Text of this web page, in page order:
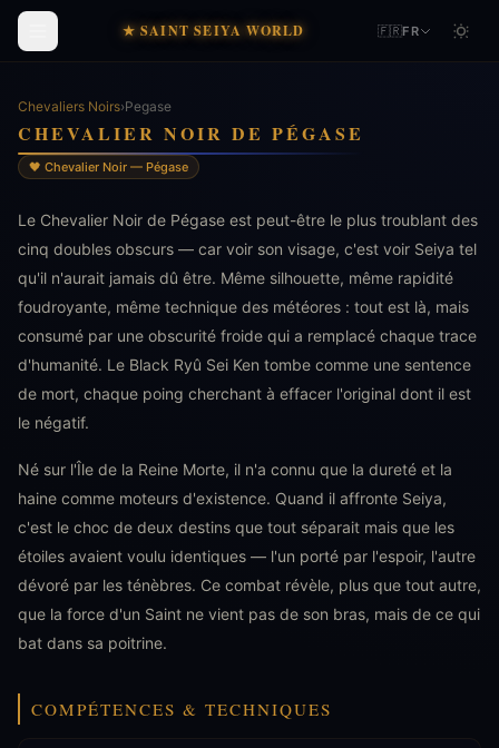
★ SAINT SEIYA WORLD 🇫🇷FR
Chevaliers Noirs›Pegase
CHEVALIER NOIR DE PÉGASE
🖤 Chevalier Noir — Pégase
Le Chevalier Noir de Pégase est peut-être le plus troublant des
cinq doubles obscurs — car voir son visage, c'est voir Seiya tel
qu'il n'aurait jamais dû être. Même silhouette, même rapidité
foudroyante, même technique des météores : tout est là, mais
consumé par une obscurité froide qui a remplacé chaque trace
d'humanité. Le Black Ryû Sei Ken tombe comme une sentence
de mort, chaque poing cherchant à effacer l'original dont il est
le négatif.
Né sur l'Île de la Reine Morte, il n'a connu que la dureté et la
haine comme moteurs d'existence. Quand il affronte Seiya,
c'est le choc de deux destins que tout séparait mais que les
étoiles avaient voulu identiques — l'un porté par l'espoir, l'autre
dévoré par les ténèbres. Ce combat révèle, plus que tout autre,
que la force d'un Saint ne vient pas de son bras, mais de ce qui
bat dans sa poitrine.
COMPÉTENCES & TECHNIQUES